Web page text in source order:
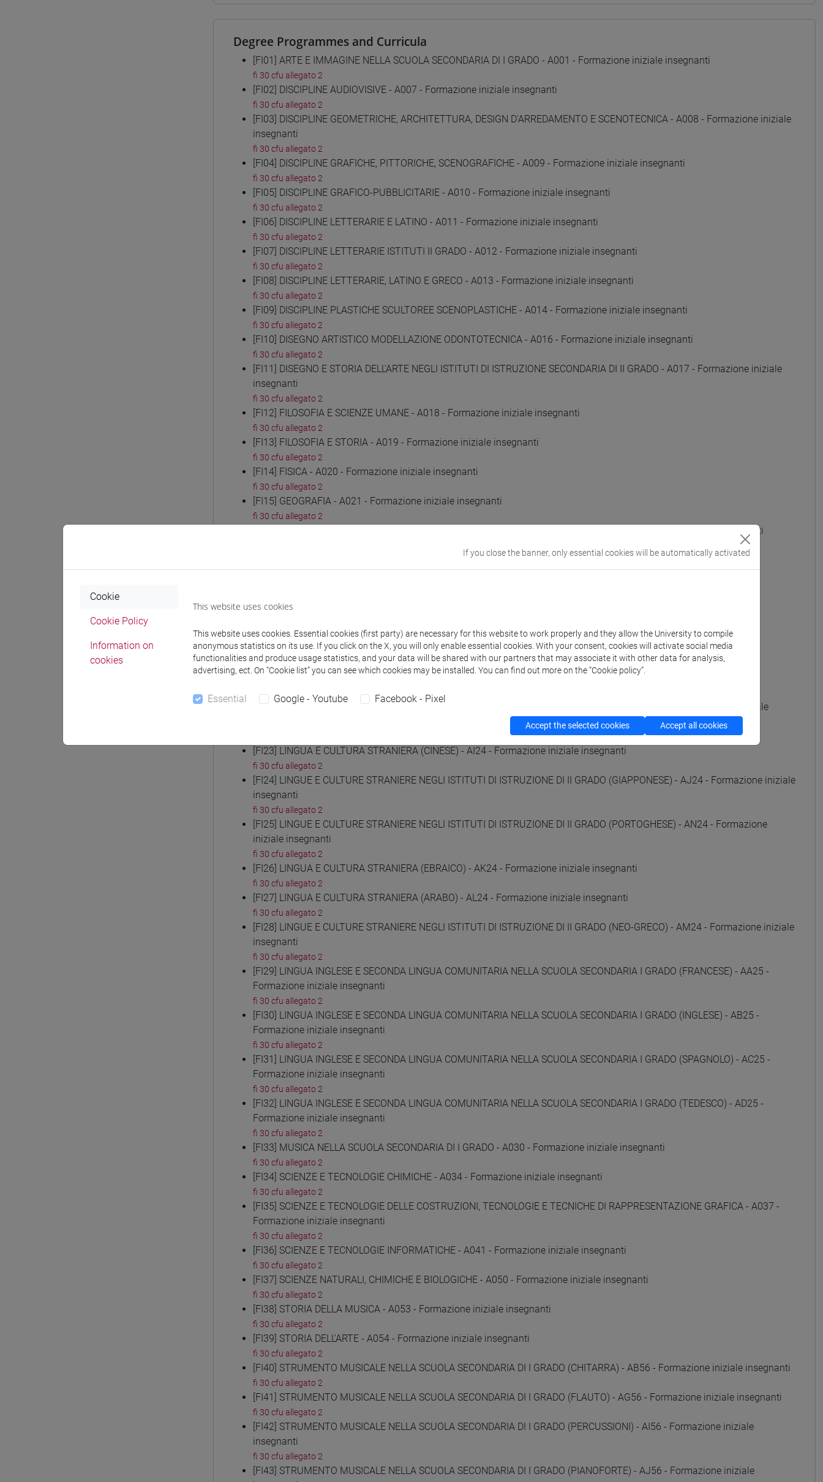
Degree Programmes and Curricula
[FI01] ARTE E IMMAGINE NELLA SCUOLA SECONDARIA DI I GRADO - A001 - Formazione iniziale insegnanti
fi 30 cfu allegato 2
[FI02] DISCIPLINE AUDIOVISIVE - A007 - Formazione iniziale insegnanti
fi 30 cfu allegato 2
[FI03] DISCIPLINE GEOMETRICHE, ARCHITETTURA, DESIGN D'ARREDAMENTO E SCENOTECNICA - A008 - Formazione iniziale
insegnanti
fi 30 cfu allegato 2
[FI04] DISCIPLINE GRAFICHE, PITTORICHE, SCENOGRAFICHE - A009 - Formazione iniziale insegnanti
fi 30 cfu allegato 2
[FI05] DISCIPLINE GRAFICO-PUBBLICITARIE - A010 - Formazione iniziale insegnanti
fi 30 cfu allegato 2
[FI06] DISCIPLINE LETTERARIE E LATINO - A011 - Formazione iniziale insegnanti
fi 30 cfu allegato 2
[FI07] DISCIPLINE LETTERARIE ISTITUTI II GRADO - A012 - Formazione iniziale insegnanti
fi 30 cfu allegato 2
[FI08] DISCIPLINE LETTERARIE, LATINO E GRECO - A013 - Formazione iniziale insegnanti
fi 30 cfu allegato 2
[FI09] DISCIPLINE PLASTICHE SCULTOREE SCENOPLASTICHE - A014 - Formazione iniziale insegnanti
fi 30 cfu allegato 2
[FI10] DISEGNO ARTISTICO MODELLAZIONE ODONTOTECNICA - A016 - Formazione iniziale insegnanti
fi 30 cfu allegato 2
[FI11] DISEGNO E STORIA DELL'ARTE NEGLI ISTITUTI DI ISTRUZIONE SECONDARIA DI II GRADO - A017 - Formazione iniziale
insegnanti
fi 30 cfu allegato 2
[FI12] FILOSOFIA E SCIENZE UMANE - A018 - Formazione iniziale insegnanti
fi 30 cfu allegato 2
[FI13] FILOSOFIA E STORIA - A019 - Formazione iniziale insegnanti
fi 30 cfu allegato 2
[FI14] FISICA - A020 - Formazione iniziale insegnanti
fi 30 cfu allegato 2
[FI15] GEOGRAFIA - A021 - Formazione iniziale insegnanti
fi 30 cfu allegato 2
[FI16] ITALIANO, STORIA, GEOGRAFIA NELLA SCUOLA SECONDARIA DI I GRADO - A022 - Formazione iniziale insegnanti
[FI17] LINGUA ITALIANA PER DISCENTI DI LINGUA STRANIERA (ALLOGLOTTI) - A023 - Formazione iniziale insegnanti
fi 30 cfu allegato 2
fi 30 cfu allegato 2
[FI20] LINGUA E CULTURA STRANIERA (SPAGNOLO) - AC24 - Formazione iniziale insegnanti
fi 30 cfu allegato 2
[FI21] LINGUA E CULTURA STRANIERA (TEDESCO) - AD24 - Formazione iniziale insegnanti
fi 30 cfu allegato 2
[FI22] LINGUE E CULTURE STRANIERE NEGLI ISTITUTI DI ISTRUZIONE DI II GRADO (RUSSO) - AE24 - Formazione iniziale
[FI23] LINGUA E CULTURA STRANIERA (CINESE) - AI24 - Formazione iniziale insegnanti
fi 30 cfu allegato 2
[FI24] LINGUE E CULTURE STRANIERE NEGLI ISTITUTI DI ISTRUZIONE DI II GRADO (GIAPPONESE) - AJ24 - Formazione iniziale
insegnanti
fi 30 cfu allegato 2
[FI25] LINGUE E CULTURE STRANIERE NEGLI ISTITUTI DI ISTRUZIONE DI II GRADO (PORTOGHESE) - AN24 - Formazione
iniziale insegnanti
fi 30 cfu allegato 2
[FI26] LINGUA E CULTURA STRANIERA (EBRAICO) - AK24 - Formazione iniziale insegnanti
fi 30 cfu allegato 2
[FI27] LINGUA E CULTURA STRANIERA (ARABO) - AL24 - Formazione iniziale insegnanti
fi 30 cfu allegato 2
[FI28] LINGUE E CULTURE STRANIERE NEGLI ISTITUTI DI ISTRUZIONE DI II GRADO (NEO-GRECO) - AM24 - Formazione iniziale
insegnanti
fi 30 cfu allegato 2
[FI29] LINGUA INGLESE E SECONDA LINGUA COMUNITARIA NELLA SCUOLA SECONDARIA I GRADO (FRANCESE) - AA25 -
Formazione iniziale insegnanti
fi 30 cfu allegato 2
[FI30] LINGUA INGLESE E SECONDA LINGUA COMUNITARIA NELLA SCUOLA SECONDARIA I GRADO (INGLESE) - AB25 -
Formazione iniziale insegnanti
fi 30 cfu allegato 2
[FI31] LINGUA INGLESE E SECONDA LINGUA COMUNITARIA NELLA SCUOLA SECONDARIA I GRADO (SPAGNOLO) - AC25 -
Formazione iniziale insegnanti
fi 30 cfu allegato 2
[FI32] LINGUA INGLESE E SECONDA LINGUA COMUNITARIA NELLA SCUOLA SECONDARIA I GRADO (TEDESCO) - AD25 -
Formazione iniziale insegnanti
fi 30 cfu allegato 2
[FI33] MUSICA NELLA SCUOLA SECONDARIA DI I GRADO - A030 - Formazione iniziale insegnanti
fi 30 cfu allegato 2
[FI34] SCIENZE E TECNOLOGIE CHIMICHE - A034 - Formazione iniziale insegnanti
fi 30 cfu allegato 2
[FI35] SCIENZE E TECNOLOGIE DELLE COSTRUZIONI, TECNOLOGIE E TECNICHE DI RAPPRESENTAZIONE GRAFICA - A037 -
Formazione iniziale insegnanti
fi 30 cfu allegato 2
[FI36] SCIENZE E TECNOLOGIE INFORMATICHE - A041 - Formazione iniziale insegnanti
fi 30 cfu allegato 2
[FI37] SCIENZE NATURALI, CHIMICHE E BIOLOGICHE - A050 - Formazione iniziale insegnanti
fi 30 cfu allegato 2
[FI38] STORIA DELLA MUSICA - A053 - Formazione iniziale insegnanti
fi 30 cfu allegato 2
[FI39] STORIA DELL'ARTE - A054 - Formazione iniziale insegnanti
fi 30 cfu allegato 2
[FI40] STRUMENTO MUSICALE NELLA SCUOLA SECONDARIA DI I GRADO (CHITARRA) - AB56 - Formazione iniziale insegnanti
fi 30 cfu allegato 2
[FI41] STRUMENTO MUSICALE NELLA SCUOLA SECONDARIA DI I GRADO (FLAUTO) - AG56 - Formazione iniziale insegnanti
fi 30 cfu allegato 2
[FI42] STRUMENTO MUSICALE NELLA SCUOLA SECONDARIA DI I GRADO (PERCUSSIONI) - AI56 - Formazione iniziale
insegnanti
fi 30 cfu allegato 2
[FI43] STRUMENTO MUSICALE NELLA SCUOLA SECONDARIA DI I GRADO (PIANOFORTE) - AJ56 - Formazione iniziale
If you close the banner, only essential cookies will be automatically activated
Cookie
Cookie Policy
Information on
cookies
This website uses cookies
This website uses cookies. Essential cookies (first party) are necessary for this website to work properly and they allow the University to compile
anonymous statistics on its use. If you click on the X, you will only enable essential cookies. With your consent, cookies will activate social media
functionalities and produce usage statistics, and your data will be shared with our partners that may associate it with other data for analysis,
advertising, ect. On “Cookie list” you can see which cookies may be installed. You can find out more on the “Cookie policy”.
Essential Google - Youtube Facebook - Pixel
Accept the selected cookies Accept all cookies